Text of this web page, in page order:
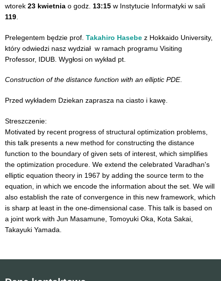
wtorek 23 kwietnia o godz. 13:15 w Instytucie Informatyki w sali
119
Prelegentem będzie prof. Takahiro Hasebe z Hokkaido University,
który odwiedzi nasz wydział w ramach programu Visiting
Professor, IDUB. Wygłosi on wykład pt.
Construction of the distance function with an elliptic PDE.
Przed wykładem Dziekan zaprasza na ciasto i kawę.
Streszczenie:
Motivated by recent progress of structural optimization problems,
this talk presents a new method for constructing the distance
function to the boundary of given sets of interest, which simplifies
the optimization procedure. We extend the celebrated Varadhan's
elliptic equation theory in 1967 by adding the source term to the
equation, in which we encode the information about the set. We will
also establish the rate of convergence in this new framework, which
is sharp at least in the one-dimensional case. This talk is based on
a joint work with Jun Masamune, Tomoyuki Oka, Kota Sakai,
Takayuki Yamada.